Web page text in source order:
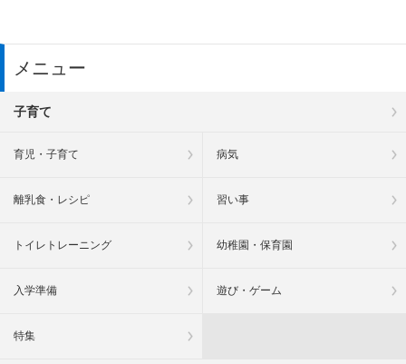
メニュー
子育て
育児・子育て 病気
離乳食・レシピ 習い事
トイレトレーニング 幼稚園・保育園
入学準備 遊び・ゲーム
特集